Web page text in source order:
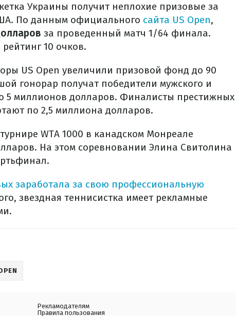
Украины получит неплохие призовые за
По данным официального сайта US Open,
за проведенный матч 1/64 финала.
10 очков.
US Open увеличили призовой фонд до 90
гонорар получат победители мужского и
5 миллионов долларов. Финалисты престижных
по 2,5 миллиона долларов.
WTA 1000 в канадском Монреале
На этом соревновании Элина Свитолина
заработала за свою профессиональную
звездная теннисистка имеет рекламные
Рекламодателям
Правила пользования